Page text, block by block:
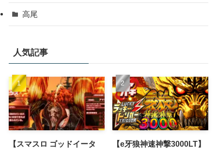
高尾
人気記事
【スマスロ ゴッドイータ
【e牙狼神速神撃3000LT】